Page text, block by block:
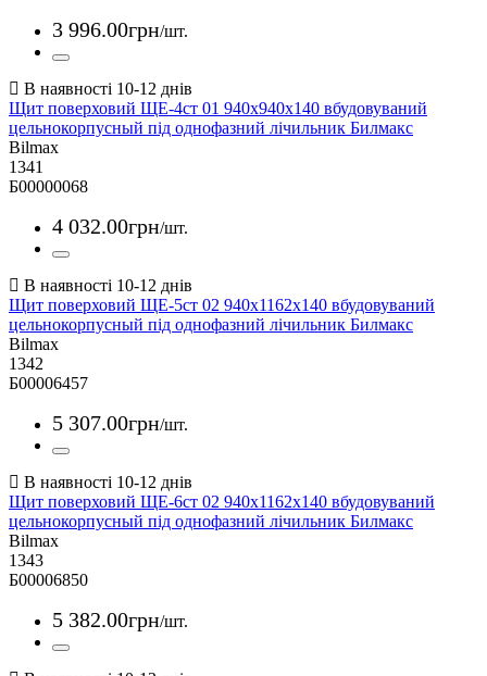
3 996.00грн/шт.
Щит поверховий ЩЕ-4ст 01 940х940х140 вбудовуваний
цельнокорпусный під однофазний лічильник Билмакс
Bilmax
1341
Б00000068
4 032.00грн/шт.
Щит поверховий ЩЕ-5ст 02 940х1162х140 вбудовуваний
цельнокорпусный під однофазний лічильник Билмакс
Bilmax
1342
Б00006457
5 307.00грн/шт.
Щит поверховий ЩЕ-6ст 02 940х1162х140 вбудовуваний
цельнокорпусный під однофазний лічильник Билмакс
Bilmax
1343
Б00006850
5 382.00грн/шт.